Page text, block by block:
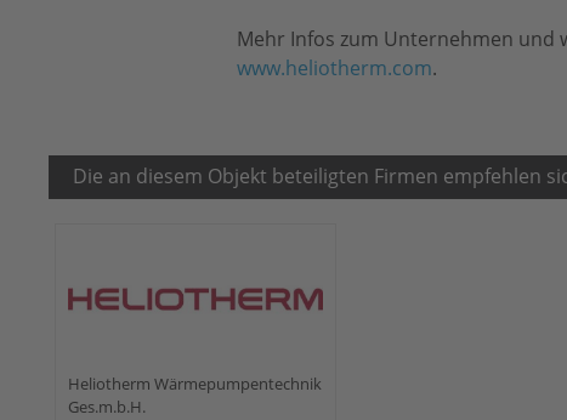
Mehr Infos zum Unternehmen
www.heliotherm.com.
Die an diesem Objekt beteiligten Firmen empfehlen
Heliotherm Wärmepumpentechnik
Ges.m.b.H.